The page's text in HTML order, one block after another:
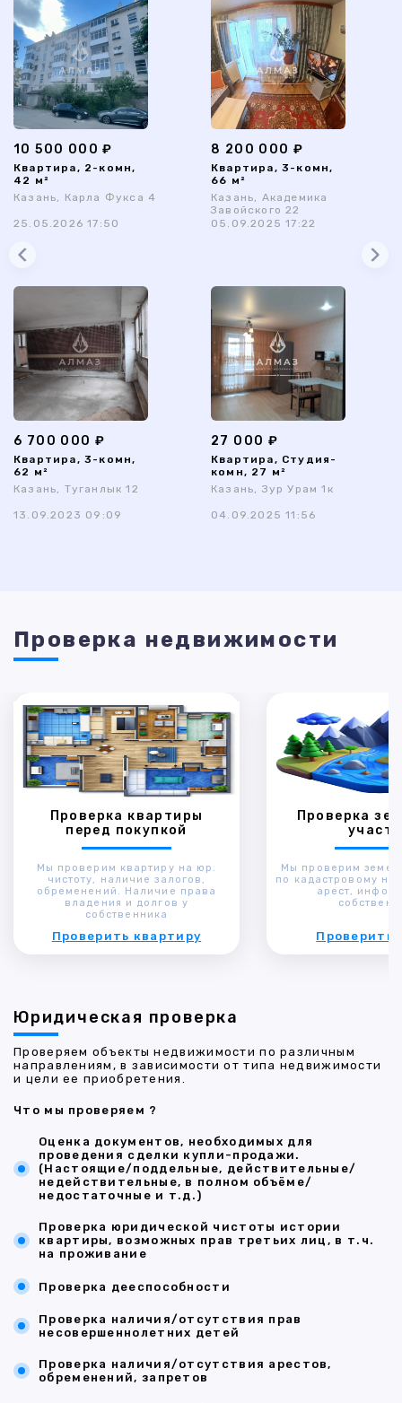
10 500 000 ₽
Квартира, 2-комн,
42 м²
Казань, Карла Фукса 4
25.05.2026 17:50
8 200 000 ₽
Квартира, 3-комн,
66 м²
Казань, Академика
Завойского 22
05.09.2025 17:22
6 700 000 ₽
Квартира, 3-комн,
62 м²
Казань, Туганлык 12
13.09.2023 09:09
27 000 ₽
Квартира, Студия-
комн, 27 м²
Казань, Зур Урам 1к
04.09.2025 11:56
Проверка недвижимости
Проверка квартиры
перед покупкой
Мы проверим квартиру на юр.
чистоту, наличие залогов,
обременений. Наличие права
владения и долгов у
собственника
Проверить квартиру
Проверка
Мы проверим
по кадастровому
арест,
Проверить
Юридическая проверка
Проверяем объекты недвижимости по различным
направлениям, в зависимости от типа недвижимости
и цели ее приобретения.
Что мы проверяем ?
Оценка документов, необходимых для
проведения сделки купли-продажи.
(Настоящие/поддельные, действительные/
недействительные, в полном объёме/
недостаточные и т.д.)
Проверка юридической чистоты истории
квартиры, возможных прав третьих лиц, в т.ч.
на проживание
Проверка дееспособности
Проверка наличия/отсутствия прав
несовершеннолетних детей
Проверка наличия/отсутствия арестов,
обременений, запретов